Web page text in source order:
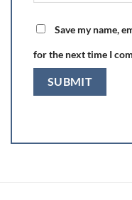
Save my name,
for the next time I